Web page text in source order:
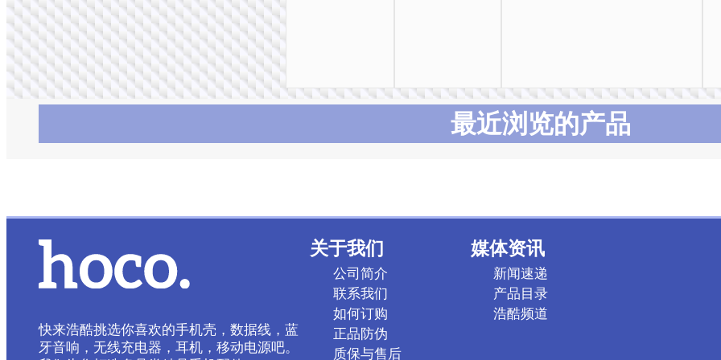
最近浏览的产品
快来浩酷挑选你喜欢的手机壳，数据线，蓝
牙音响，无线充电器，耳机，移动电源吧。
关于我们
公司简介
联系我们
如何订购
正品防伪
质保与售后
媒体资讯
新闻速递
产品目录
浩酷频道